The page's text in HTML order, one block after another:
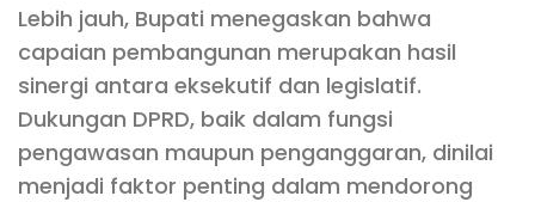
Lebih jauh, Bupati menegaskan bahwa
capaian pembangunan merupakan hasil
sinergi antara eksekutif dan legislatif.
Dukungan DPRD, baik dalam fungsi
pengawasan maupun penganggaran, dinilai
menjadi faktor penting dalam mendorong